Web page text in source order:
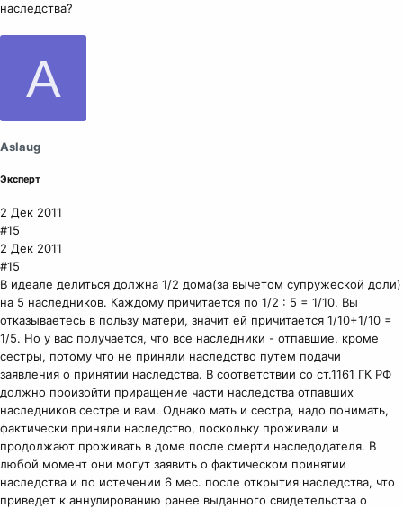
наследства?
A
Aslaug
Эксперт
2 Дек 2011
#15
2 Дек 2011
#15
В идеале делиться должна 1/2 дома(за вычетом супружеской доли)
на 5 наследников. Каждому причитается по 1/2 : 5 = 1/10. Вы
отказываетесь в пользу матери, значит ей причитается 1/10+1/10 =
1/5. Но у вас получается, что все наследники - отпавшие, кроме
сестры, потому что не приняли наследство путем подачи
заявления о принятии наследства. В соответствии со ст.1161 ГК РФ
должно произойти приращение части наследства отпавших
наследников сестре и вам. Однако мать и сестра, надо понимать,
фактически приняли наследство, поскольку проживали и
продолжают проживать в доме после смерти наследодателя. В
любой момент они могут заявить о фактическом принятии
наследства и по истечении 6 мес. после открытия наследства, что
приведет к аннулированию ранее выданного свидетельства о